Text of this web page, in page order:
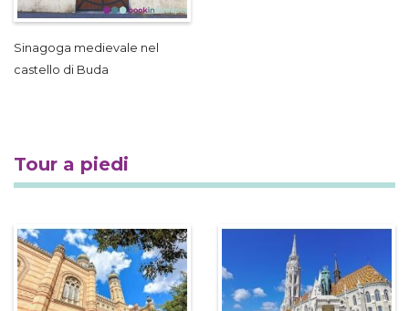
Sinagoga medievale nel
castello di Buda
Tour a piedi